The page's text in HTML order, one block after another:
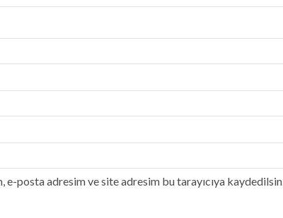
e-posta adresim ve site adresim bu tarayıcıya kaydedilsin.